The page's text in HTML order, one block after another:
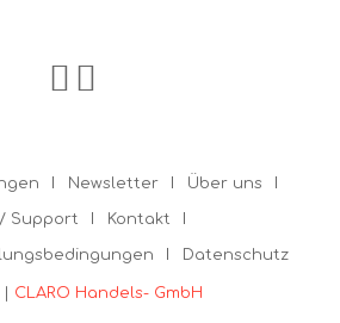
Newsletter Über uns
Support Kontakt
Datenschutz
CLARO Handels- GmbH